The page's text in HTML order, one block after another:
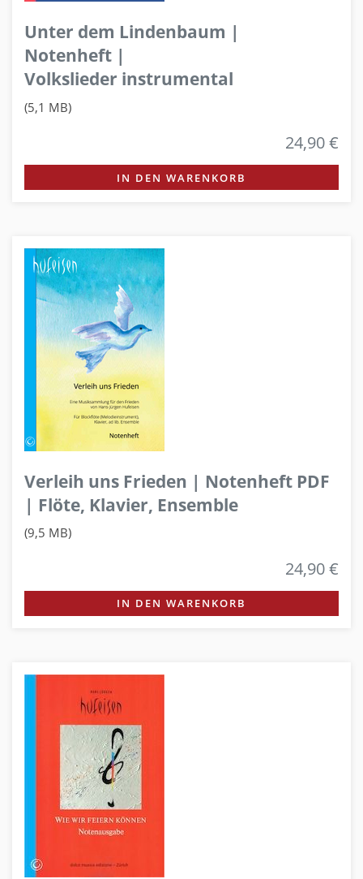
Unter dem Lindenbaum |
Notenheft |
Volkslieder instrumental
(5,1 MB)
24,90 €
IN DEN WARENKORB
Verleih uns Frieden | Notenheft PDF
| Flöte, Klavier, Ensemble
(9,5 MB)
24,90 €
IN DEN WARENKORB